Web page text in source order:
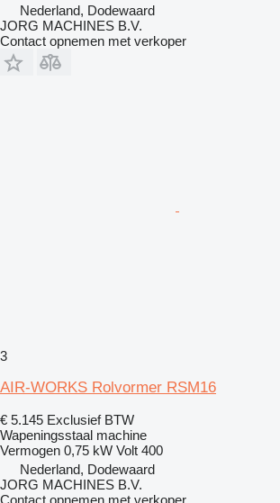
Nederland, Dodewaard
JORG MACHINES B.V.
Contact opnemen met verkoper
3
AIR-WORKS Rolvormer RSM16
€ 5.145 Exclusief BTW
Wapeningsstaal machine
Vermogen 0,75 kW Volt 400
Nederland, Dodewaard
JORG MACHINES B.V.
Contact opnemen met verkoper